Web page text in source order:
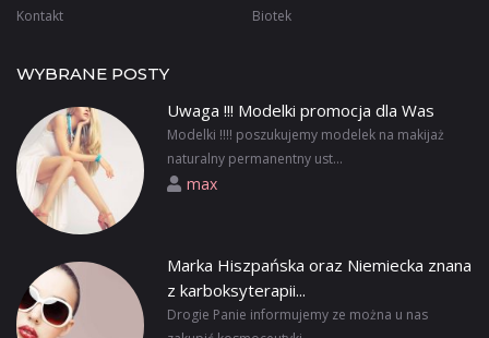
Kontakt
WYBRANE POSTY
Uwaga !!! Modelki promocja dla Was
Modelki !!!! poszukujemy modelek na makijaż
naturalny permanentny ust...
max
Marka Hiszpańska oraz Niemiecka znana
z karboksyterapii...
Drogie Panie informujemy ze można u nas
Biotek